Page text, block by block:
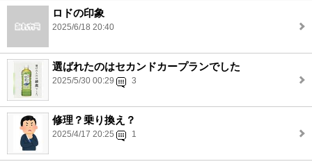
ロドの印象
2025/6/18 20:40
選ばれたのはセカンドカープランでした
2025/5/30 00:29 3
修理？乗り換え？
2025/4/17 20:25 1